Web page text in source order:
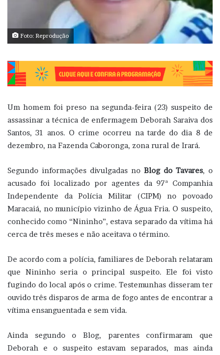
Foto: Reprodução
Um homem foi preso na segunda-feira (23) suspeito de
assassinar a técnica de enfermagem Deborah Saraiva dos
Santos, 31 anos. O crime ocorreu na tarde do dia 8 de
dezembro, na Fazenda Caboronga, zona rural de Irará.
Segundo informações divulgadas no Blog do Tavares, o
acusado foi localizado por agentes da 97ª Companhia
Independente da Polícia Militar (CIPM) no povoado
Maracaiá, no município vizinho de Água Fria. O suspeito,
conhecido como “Nininho”, estava separado da vítima há
cerca de três meses e não aceitava o término.
De acordo com a polícia, familiares de Deborah relataram
que Nininho seria o principal suspeito. Ele foi visto
fugindo do local após o crime. Testemunhas disseram ter
ouvido três disparos de arma de fogo antes de encontrar a
vítima ensanguentada e sem vida.
Ainda segundo o Blog, parentes confirmaram que
Deborah e o suspeito estavam separados, mas ainda